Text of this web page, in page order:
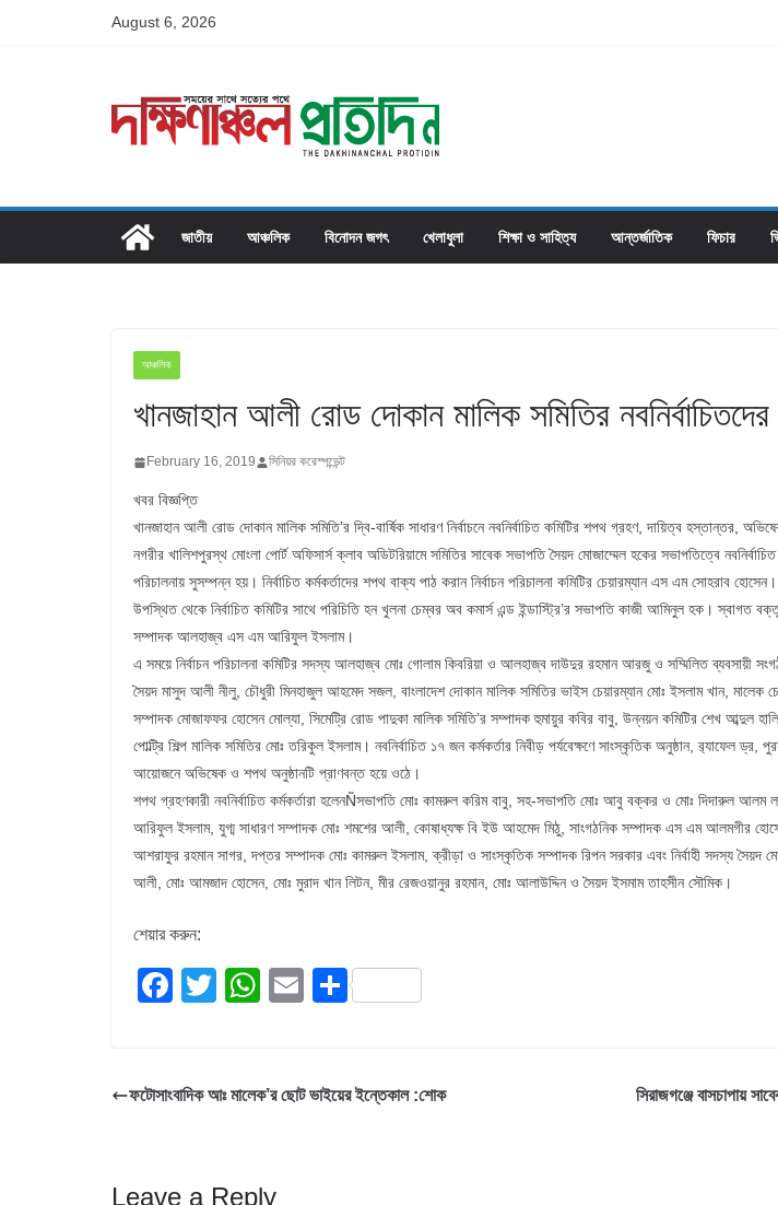
August 6, 2026
জাতীয় আঞ্চলিক বিনোদন জগৎ খেলাধুলা শিক্ষা ও সাহিত্য আন্তর্জাতিক ফিচার
আঞ্চলিক
খানজাহান আলী রোড দোকান মালিক সমিতির
February 16, 2019 সিনিয়র করেস্পন্ডেন্ট
খবর বিজ্ঞপ্তি
খানজাহান আলী রোড দোকান মালিক সমিতি’র দ্বি-বার্ষিক সাধারণ নির্বাচনে নবনির্বাচিত কমিটির শপথ গ্রহণ, দায়িত্ব হস্তান্তর,
নগরীর খালিশপুরস্থ মোংলা পোর্ট অফিসার্স ক্লাব অডিটরিয়ামে সমিতির সাবেক সভাপতি সৈয়দ মোজাম্মেল হকের সভাপতিত্বে
পরিচালনায় সুসম্পন্ন হয়। নির্বাচিত কর্মকর্তাদের শপথ বাক্য পাঠ করান নির্বাচন পরিচালনা কমিটির চেয়ারম্যান এস এম সোহরাব
উপস্থিত থেকে নির্বাচিত কমিটির সাথে পরিচিতি হন খুলনা চেম্বর অব কমার্স এন্ড ইন্ডাস্ট্রি’র সভাপতি কাজী আমিনুল হক। স্বাগত
সম্পাদক আলহাজ্ব এস এম আরিফুল ইসলাম।
এ সময়ে নির্বাচন পরিচালনা কমিটির সদস্য আলহাজ্ব মোঃ গোলাম কিবরিয়া ও আলহাজ্ব দাউদুর রহমান আরজু ও সম্মিলিত ব্যবসায়ী
সৈয়দ মাসুদ আলী নীলু, চৌধুরী মিনহাজুল আহমেদ সজল, বাংলাদেশ দোকান মালিক সমিতির ভাইস চেয়ারম্যান মোঃ ইসলাম খান, মালেক
সম্পাদক মোজাফফর হোসেন মোল্যা, সিমেট্রি রোড পাদুকা মালিক সমিতি’র সম্পাদক হুমায়ুর কবির বাবু, উন্নয়ন কমিটির শেখ আব্দুল
পোল্ট্রি শিল্প মালিক সমিতির মোঃ তরিকুল ইসলাম। নবনির্বাচিত ১৭ জন কর্মকর্তার নিবীড় পর্যবেক্ষণে সাংস্কৃতিক অনুষ্ঠান, র‌্যাফেল ড্র,
আয়োজনে অভিষেক ও শপথ অনুষ্ঠানটি প্রাণবন্ত হয়ে ওঠে।
শপথ গ্রহণকারী নবনির্বাচিত কর্মকর্তারা হলেনÑসভাপতি মোঃ কামরুল করিম বাবু, সহ-সভাপতি মোঃ আবু বক্কর ও মোঃ দিদারুল আলম
আরিফুল ইসলাম, যুগ্ম সাধারণ সম্পাদক মোঃ শমশের আলী, কোষাধ্যক্ষ বি ইউ আহমেদ মিঠু, সাংগঠনিক সম্পাদক এস এম আলমগীর
আশরাফুর রহমান সাগর, দপ্তর সম্পাদক মোঃ কামরুল ইসলাম, ক্রীড়া ও সাংস্কৃতিক সম্পাদক রিপন সরকার এবং নির্বাহী সদস্য সৈয়দ
আলী, মোঃ আমজাদ হোসেন, মোঃ মুরাদ খান লিটন, মীর রেজওয়ানুর রহমান, মোঃ আলাউদ্দিন ও সৈয়দ ইসমাম তাহসীন সৌমিক।
শেয়ার করুন:
F
e
o
T
er
W
s
p
E S
e
ফটোসাংবাদিক আঃ মালেক’র ছোট ভাইয়ের ইন্তেকাল :শোক সিরাজগঞ্জে বাসচাপায়
Leave a Reply